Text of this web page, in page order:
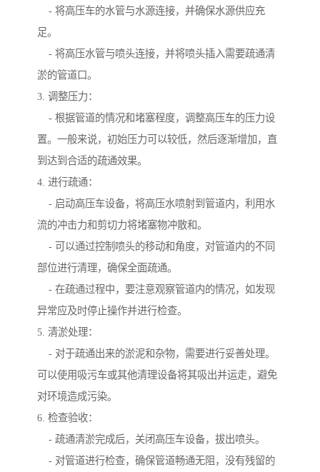
- 将高压车的水管与水源连接，并确保水源供应充
足。
- 将高压水管与喷头连接，并将喷头插入需要疏通清
淤的管道口。
3. 调整压力：
- 根据管道的情况和堵塞程度，调整高压车的压力设
置。一般来说，初始压力可以较低，然后逐渐增加，直
到达到合适的疏通效果。
4. 进行疏通：
- 启动高压车设备，将高压水喷射到管道内，利用水
流的冲击力和剪切力将堵塞物冲散和。
- 可以通过控制喷头的移动和角度，对管道内的不同
部位进行清理，确保全面疏通。
- 在疏通过程中，要注意观察管道内的情况，如发现
异常应及时停止操作并进行检查。
5. 清淤处理：
- 对于疏通出来的淤泥和杂物，需要进行妥善处理。
可以使用吸污车或其他清理设备将其吸出并运走，避免
对环境造成污染。
6. 检查验收：
- 疏通清淤完成后，关闭高压车设备，拔出喷头。
- 对管道进行检查，确保管道畅通无阻，没有残留的